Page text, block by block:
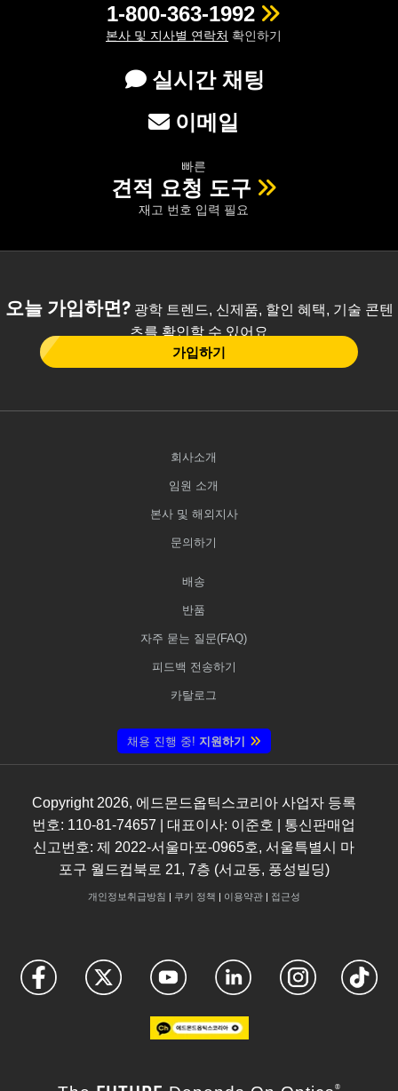
1-800-363-1992
본사 및 지사별 연락처 확인하기
실시간 채팅
이메일
빠른
견적 요청 도구
재고 번호 입력 필요
오늘 가입하면?광학 트렌드, 신제품, 할인 혜택, 기술 콘텐
츠를 확인할 수 있어요
가입하기
회사소개
임원 소개
본사 및 해외지사
문의하기
배송
반품
자주 묻는 질문(FAQ)
피드백 전송하기
카탈로그
채용 진행 중! 지원하기
Copyright 2026, 에드몬드옵틱스코리아 사업자 등록
번호: 110-81-74657 | 대표이사: 이준호 | 통신판매업
신고번호: 제 2022-서울마포-0965호, 서울특별시 마
포구 월드컵북로 21, 7층 (서교동, 풍성빌딩)
개인정보취급방침 | 쿠키 정책 | 이용약관| 접근성
®